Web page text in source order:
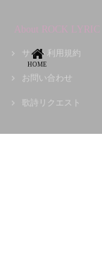
About ROCK LYRIC
サイト利用規約
お問い合わせ
歌詩リクエスト
HOME